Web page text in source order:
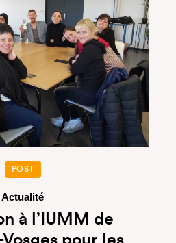
POST
Actualité
à l’IUMM de